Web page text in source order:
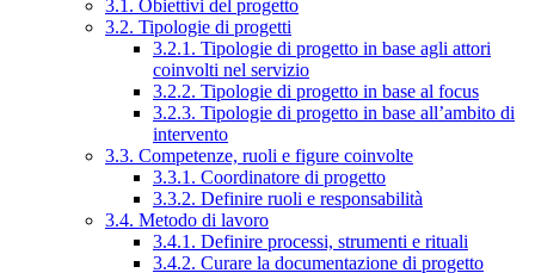
3.1. Obiettivi del progetto
3.2. Tipologie di progetti
3.2.1. Tipologie di progetto in base agli attori
coinvolti nel servizio
3.2.2. Tipologie di progetto in base al focus
3.2.3. Tipologie di progetto in base all’ambito di
intervento
3.3. Competenze, ruoli e figure coinvolte
3.3.1. Coordinatore di progetto
3.3.2. Definire ruoli e responsabilità
3.4. Metodo di lavoro
3.4.1. Definire processi, strumenti e rituali
3.4.2. Curare la documentazione di progetto